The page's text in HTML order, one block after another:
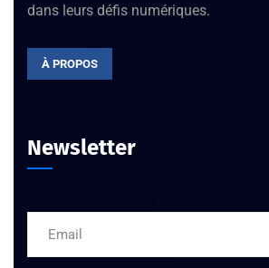
dans leurs défis numériques.
À PROPOS
Newsletter